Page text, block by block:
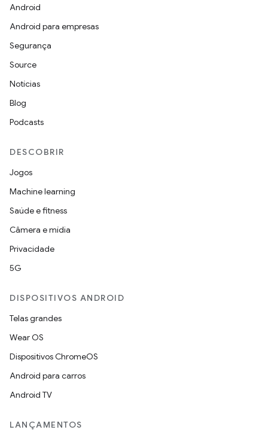
Android
Android para empresas
Segurança
Source
Notícias
Blog
Podcasts
DESCOBRIR
Jogos
Machine learning
Saúde e fitness
Câmera e mídia
Privacidade
5G
DISPOSITIVOS ANDROID
Telas grandes
Wear OS
Dispositivos ChromeOS
Android para carros
Android TV
LANÇAMENTOS